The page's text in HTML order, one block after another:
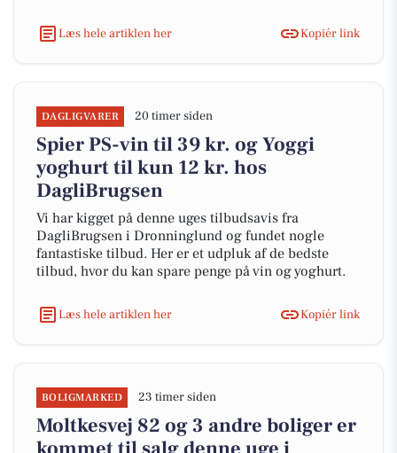
Læs hele artiklen her Kopiér link
DAGLIGVARER 20 timer siden
Spier PS-vin til 39 kr. og Yoggi
yoghurt til kun 12 kr. hos
DagliBrugsen
Vi har kigget på denne uges tilbudsavis fra
DagliBrugsen i Dronninglund og fundet nogle
fantastiske tilbud. Her er et udpluk af de bedste
tilbud, hvor du kan spare penge på vin og yoghurt.
Læs hele artiklen her Kopiér link
BOLIGMARKED 23 timer siden
Moltkesvej 82 og 3 andre boliger er